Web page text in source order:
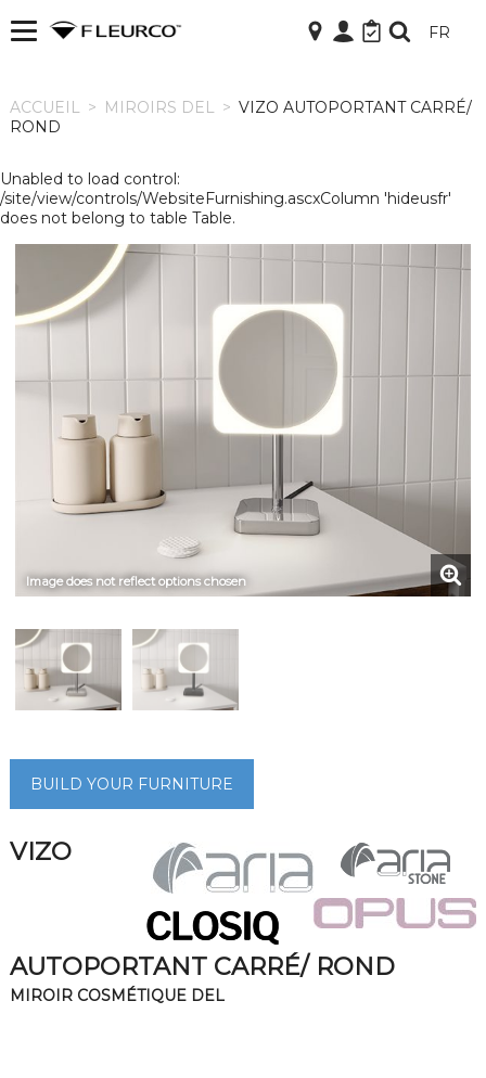
ACCUEIL FR
ACCUEIL > MIROIRS DEL > VIZO AUTOPORTANT CARRÉ/
ROND
Unabled to load control:
/site/view/controls/WebsiteFurnishing.ascxColumn 'hideusfr'
does not belong to table Table.
Image does not reflect options chosen
BUILD YOUR FURNITURE
VIZO
AUTOPORTANT CARRÉ/ ROND
MIROIR COSMÉTIQUE DEL